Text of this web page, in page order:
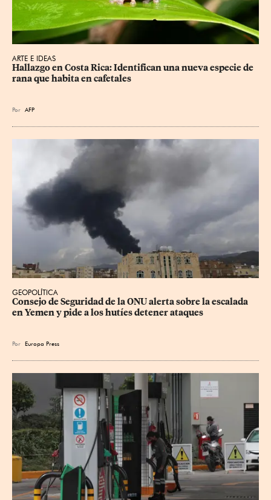
ARTE E IDEAS
Hallazgo en Costa Rica: Identifican una nueva especie de
rana que habita en cafetales
Por AFP
GEOPOLÍTICA
Consejo de Seguridad de la ONU alerta sobre la escalada
en Yemen y pide a los hutíes detener ataques
Por Europa Press